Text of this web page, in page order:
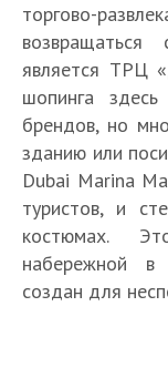
торгово-
является ТРЦ
шопинга здесь
брендов, но
зданию или
Dubai Marina
туристов, и
костюмах.
набережной
создан для